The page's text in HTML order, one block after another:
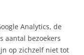
Analytics, de
aantal bezoekers
op zichzelf niet tot